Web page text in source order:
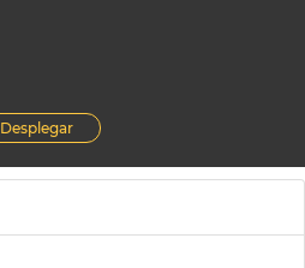
Desplegar